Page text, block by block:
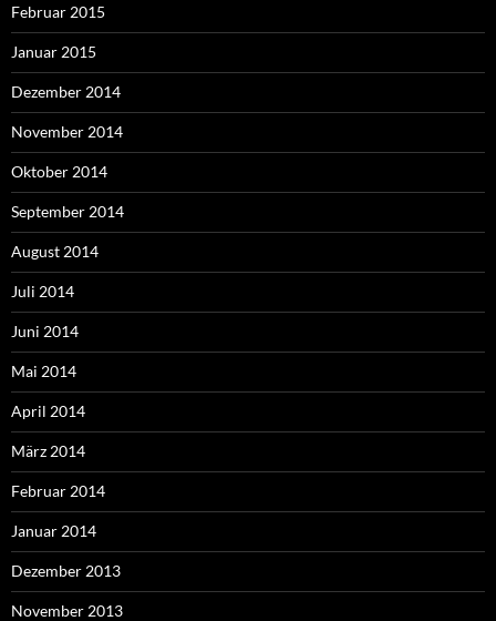
Februar 2015
Januar 2015
Dezember 2014
November 2014
Oktober 2014
September 2014
August 2014
Juli 2014
Juni 2014
Mai 2014
April 2014
März 2014
Februar 2014
Januar 2014
Dezember 2013
November 2013